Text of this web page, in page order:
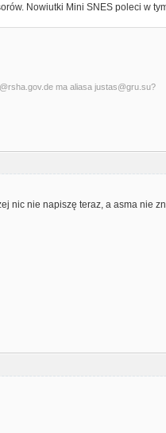
Nowiutki Mini SNES poleci w
ma aliasa justas@gru.su?
nic nie napiszę teraz, a asma nie